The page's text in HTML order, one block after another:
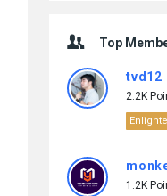
Top
tvd12
2.2K
1.2K